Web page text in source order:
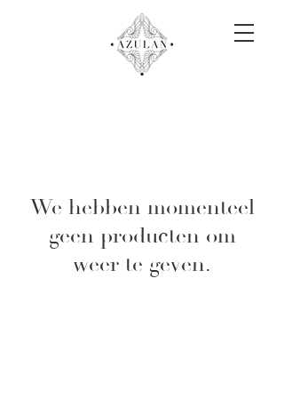
We hebben momenteel
geen producten om
weer te geven.